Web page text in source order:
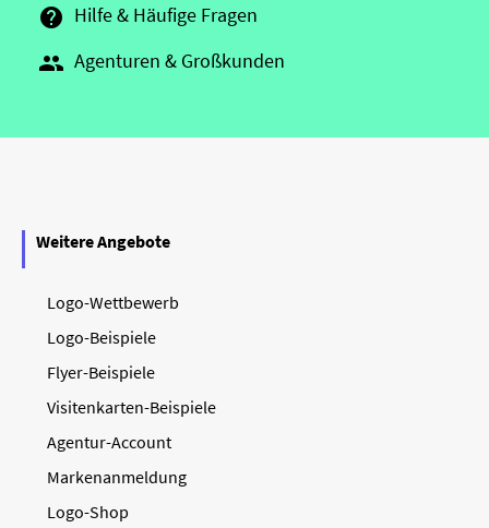
 Hilfe & Häufige Fragen
 Agenturen & Großkunden
Weitere Angebote
Logo-Wettbewerb
Logo-Beispiele
Flyer-Beispiele
Visitenkarten-Beispiele
Agentur-Account
Markenanmeldung
Logo-Shop